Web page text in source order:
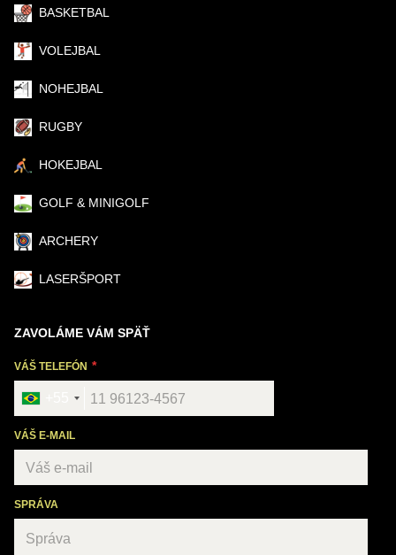
BASKETBAL
VOLEJBAL
NOHEJBAL
RUGBY
HOKEJBAL
GOLF & MINIGOLF
ARCHERY
LASERŠPORT
ZAVOLÁME VÁM SPÄŤ
VÁŠ TELEFÓN
VÁŠ E-MAIL
SPRÁVA